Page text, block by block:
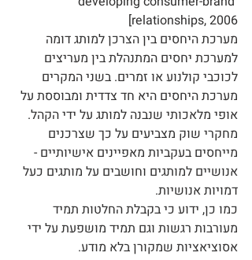
relationships, 2006]
מערכת היחסים בין הצרכן למותג דומה
למערכת יחסים המתנהלת בין מעריצים
לכוכבי קולנוע או זמרים. בשני המקרים
מערכת היחסים היא חד צדדית ומבוססת על
אופי מלאכותי שנבנה למותג על ידי הקהל.
מחקרי שוק מצביעים על כך שצרכנים
מייחסים בעקביות מאפיינים אישיותיים -
אנושיים למותגים וחושבים על מותגים כעל
דמויות אנושיות.
כמו כן, ידוע כי בקבלת החלטות תמיד
מעורבות רגשות וגם תמיד מושפעת על ידי
אסוציאציות שמקורן בלא מודע.